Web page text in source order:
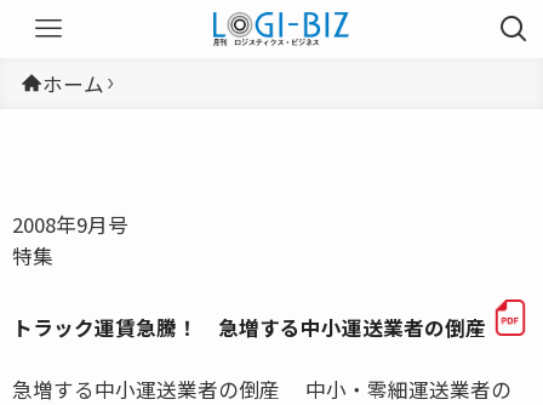
ホーム
2008年9月号
特集
トラック運賃急騰！ 急増する中小運送業者の倒産
急増する中小運送業者の倒産 中小・零細運送業者の